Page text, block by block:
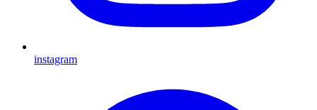
instagram